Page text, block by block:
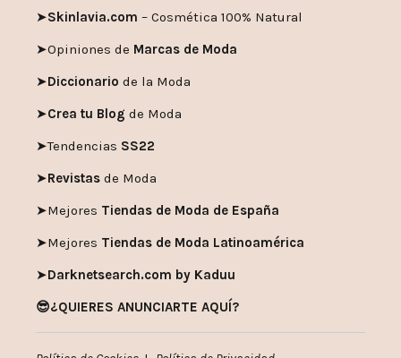
➤Skinlavia.com – Cosmética 100% Natural
➤Opiniones de Marcas de Moda
➤Diccionario de la Moda
➤Crea tu Blog de Moda
➤Tendencias SS22
➤Revistas de Moda
➤Mejores Tiendas de Moda de España
➤Mejores Tiendas de Moda Latinoamérica
➤Darknetsearch.com by Kaduu
😎¿QUIERES ANUNCIARTE AQUÍ?